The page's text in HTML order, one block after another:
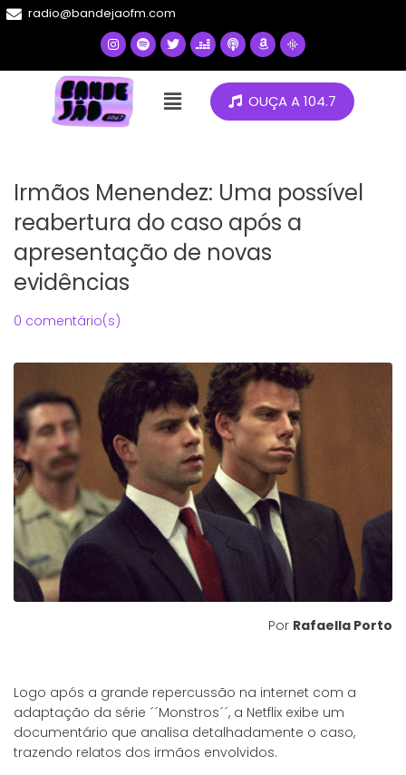
radio@bandejaofm.com
OUÇA A 104.7
Irmãos Menendez: Uma possível
reabertura do caso após a
apresentação de novas
evidências
0 comentário(s)
Por Rafaella Porto
Logo após a grande repercussão na internet com a
adaptação da série ´´Monstros´´, a Netflix exibe um
documentário que analisa detalhadamente o caso,
trazendo relatos dos irmãos envolvidos.